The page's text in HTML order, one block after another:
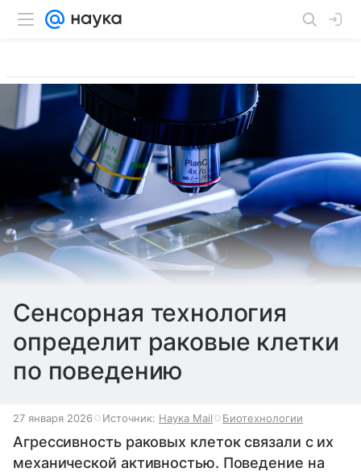
Сенсорная технология
определит раковые клетки
по поведению
27 января 2026 Источник: Наука Mail Биотехнологии
Агрессивность раковых клеток связали с их
механической активностью. Поведение на